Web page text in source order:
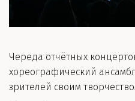
Череда отчётных
хореографический
зрителей своим